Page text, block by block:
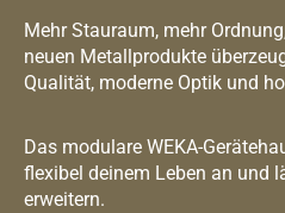
Mehr Stauraum, mehr
neuen Metallprodukte
Qualität, moderne Optik und
Das modulare WEKA-
flexibel deinem Leben an und
erweitern.